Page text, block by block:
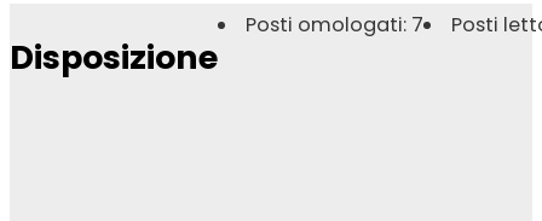
Disposizione
Posti omologati: 7 Posti